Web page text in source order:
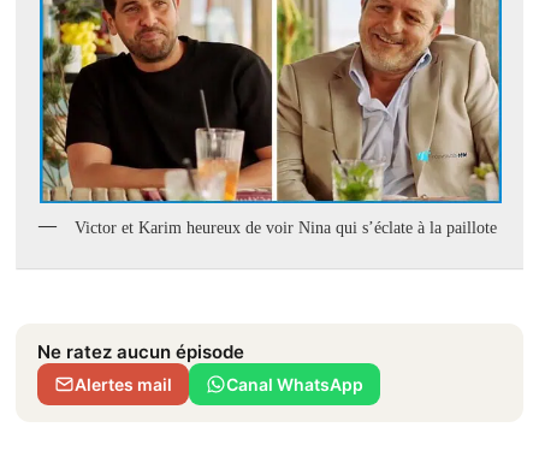
Victor et Karim heureux de voir Nina qui s’éclate à la paillote
Ne ratez aucun épisode
Alertes mail Canal WhatsApp